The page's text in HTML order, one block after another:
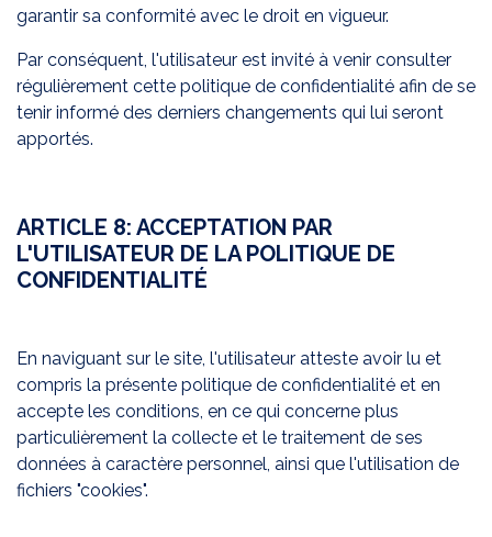
garantir sa conformité avec le droit en vigueur.
Par conséquent, l'utilisateur est invité à venir consulter
régulièrement cette politique de confidentialité afin de se
tenir informé des derniers changements qui lui seront
apportés.
ARTICLE 8: ACCEPTATION PAR
L'UTILISATEUR DE LA POLITIQUE DE
CONFIDENTIALITÉ
En naviguant sur le site, l'utilisateur atteste avoir lu et
compris la présente politique de confidentialité et en
accepte les conditions, en ce qui concerne plus
particulièrement la collecte et le traitement de ses
données à caractère personnel, ainsi que l'utilisation de
fichiers "cookies".